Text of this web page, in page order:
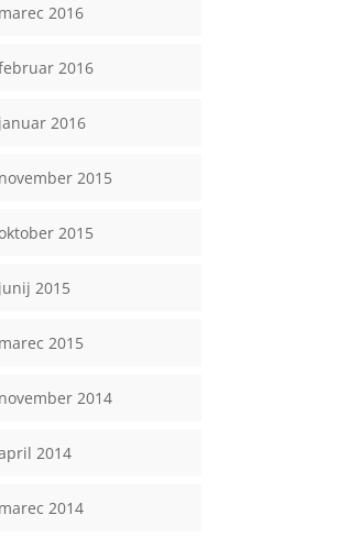
marec 2016
2016
januar 2016
november 2015
2015
junij 2015
marec 2015
november 2014
2014
marec 2014